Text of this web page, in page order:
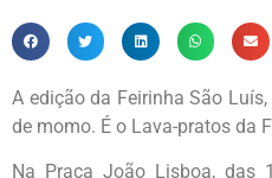
A edição da Feirinha São
de momo. É o Lava-pratos da
Na Praça João Lisboa, das